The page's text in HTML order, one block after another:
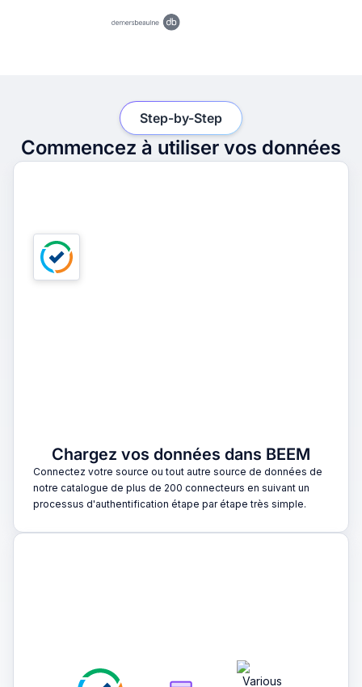
Commencez à utiliser vos données
Step-by-Step
Chargez vos données dans BEEM
Connectez votre source ou tout autre source de données de
notre catalogue de plus de 200 connecteurs en suivant un
processus d'authentification étape par étape très simple.